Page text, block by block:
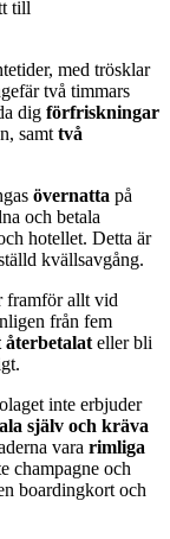
till
med trösklar
två timmars
dig förfriskningar
samt två
övernatta på
och betala
hotellet. Detta är
kvällsavgång.
framför allt vid
från fem
eller bli
inte erbjuder
själv och kräva
vara rimliga
champagne och
boardingkort och